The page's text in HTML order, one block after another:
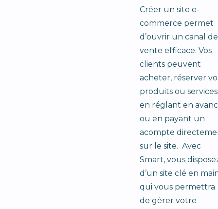
Créer un site e-
commerce permet
d’ouvrir un canal de
vente efficace. Vos
clients peuvent
acheter, réserver
produits ou services
en réglant en
ou en payant un
acompte
sur le site. Avec
Smart, vous
d’un site clé en
qui vous permettra
de gérer votre